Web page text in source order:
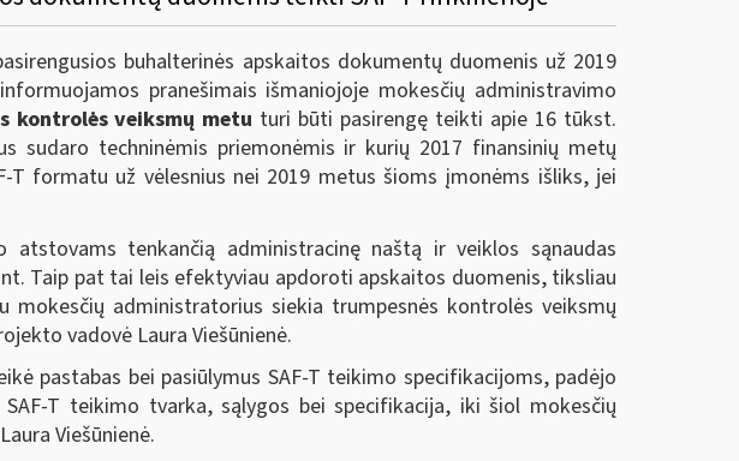
buhalterinės apskaitos dokumentų duomenis už 2019
pranešimais išmaniojoje mokesčių administravimo
kontrolės veiksmų metu turi būti pasirengę teikti apie 16 tūkst.
sudaro techninėmis priemonėmis ir kurių 2017 finansinių metų
formatu už vėlesnius nei 2019 metus šioms įmonėms išliks, jei
tenkančią administracinę naštą ir veiklos sąnaudas
Taip pat tai leis efektyviau apdoroti apskaitos duomenis, tiksliau
administratorius siekia trumpesnės kontrolės veiksmų
vadovė Laura Viešūnienė.
pastabas bei pasiūlymus SAF-T teikimo specifikacijoms, padėjo
T teikimo tvarka, sąlygos bei specifikacija, iki šiol mokesčių
Viešūnienė.